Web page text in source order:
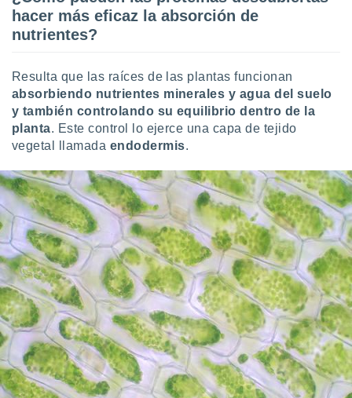
u
datos
en
en
en
de
un
o acceder
datos
perfiles
utilizar
hacer más eficaz la absorción de
nutrientes?
Resulta que las raíces de las plantas funcionan
absorbiendo nutrientes minerales y agua del suelo
y también controlando su equilibrio dentro de la
planta. Este control lo ejerce una capa de tejido
vegetal llamada endodermis.